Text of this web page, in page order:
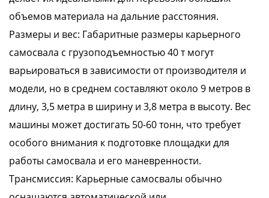
объемов материала на дальние расстояния.
Размеры и вес: Габаритные размеры карьерного
самосвала с грузоподъемностью 40 т могут
варьироваться в зависимости от производителя и
модели, но в среднем составляют около 9 метров в
длину, 3,5 метра в ширину и 3,8 метра в высоту. Вес
машины может достигать 50-60 тонн, что требует
особого внимания к подготовке площадки для
работы самосвала и его маневренности.
Трансмиссия: Карьерные самосвалы обычно